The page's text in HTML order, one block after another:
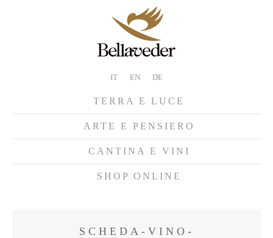
IT EN DE
TERRA E LUCE
ARTE E PENSIERO
CANTINA E VINI
SHOP ONLINE
SCHEDA-VINO-